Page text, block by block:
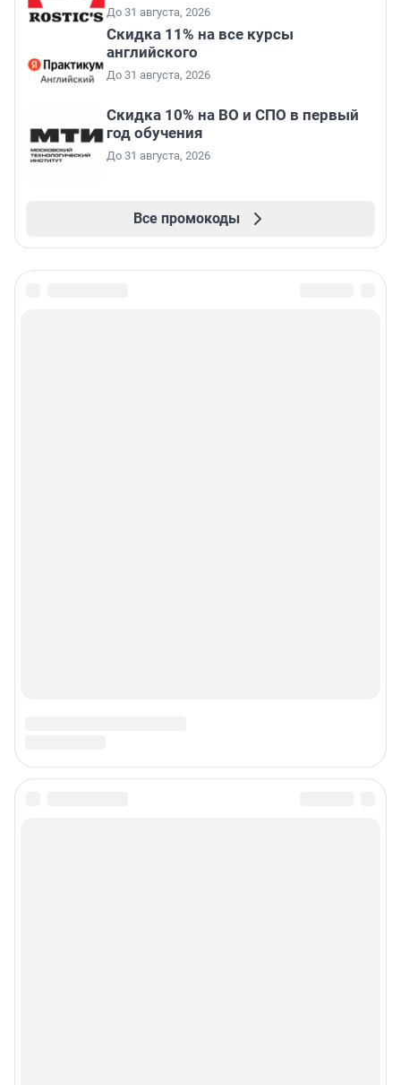
До 31 августа, 2026
Скидка 11% на все курсы
английского
До 31 августа, 2026
Скидка 10% на ВО и СПО в первый
год обучения
До 31 августа, 2026
Все промокоды